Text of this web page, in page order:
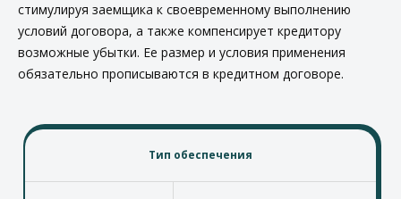
стимулируя заемщика к своевременному выполнению
условий договора, а также компенсирует кредитору
возможные убытки. Ее размер и условия применения
обязательно прописываются в кредитном договоре.
Тип обеспечения